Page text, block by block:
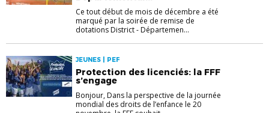
Ce tout début de mois de décembre a été
marqué par la soirée de remise de
dotations District - Départemen...
JEUNES | PEF
Protection des licenciés: la FFF
s’engage
Bonjour, Dans la perspective de la journée
mondial des droits de l’enfance le 20